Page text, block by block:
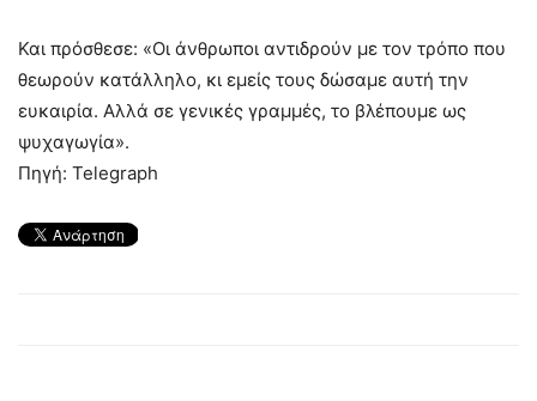
Και πρόσθεσε: «Οι άνθρωποι αντιδρούν με τον τρόπο που
θεωρούν κατάλληλο, κι εμείς τους δώσαμε αυτή την
ευκαιρία. Αλλά σε γενικές γραμμές, το βλέπουμε ως
ψυχαγωγία».
Πηγή: Telegraph